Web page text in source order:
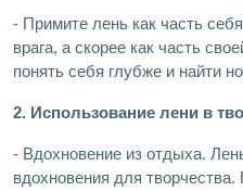
- Примите лень как часть
врага, а скорее как часть
понять себя глубже и найти
2. Использование лени в
- Вдохновение из отдыха.
вдохновения для